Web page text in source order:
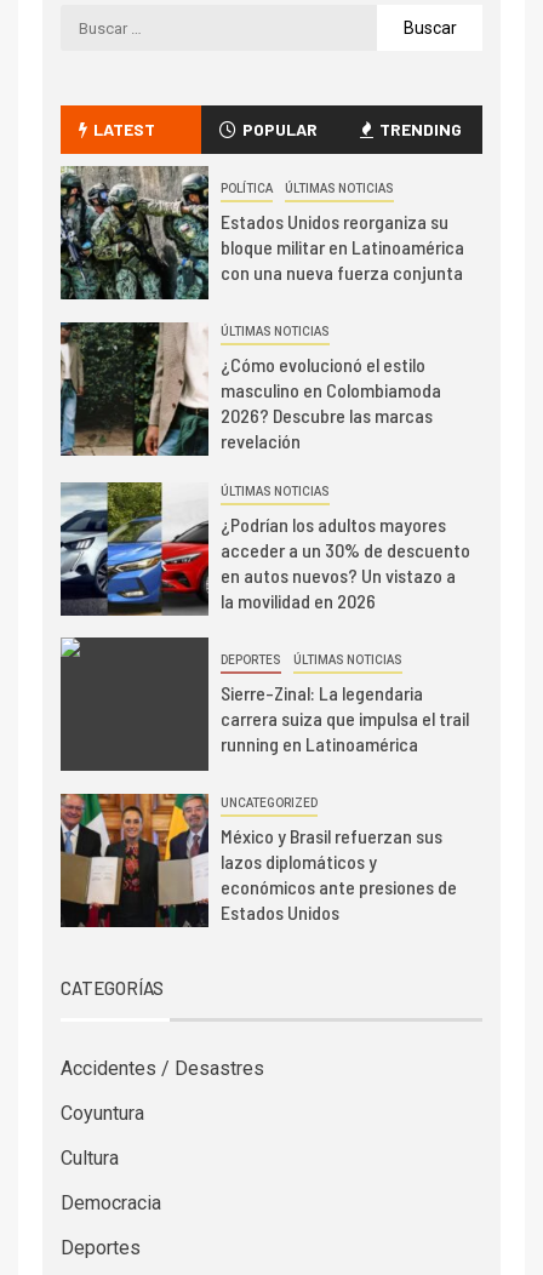
LATEST POPULAR TRENDING
POLÍTICA ÚLTIMAS NOTICIAS
Estados Unidos reorganiza su
bloque militar en Latinoamérica
con una nueva fuerza conjunta
ÚLTIMAS NOTICIAS
¿Cómo evolucionó el estilo
masculino en Colombiamoda
2026? Descubre las marcas
revelación
ÚLTIMAS NOTICIAS
¿Podrían los adultos mayores
acceder a un 30% de descuento
en autos nuevos? Un vistazo a
la movilidad en 2026
DEPORTES ÚLTIMAS NOTICIAS
Sierre-Zinal: La legendaria
carrera suiza que impulsa el trail
running en Latinoamérica
UNCATEGORIZED
México y Brasil refuerzan sus
lazos diplomáticos y
económicos ante presiones de
Estados Unidos
CATEGORÍAS
Accidentes / Desastres
Coyuntura
Cultura
Democracia
Deportes